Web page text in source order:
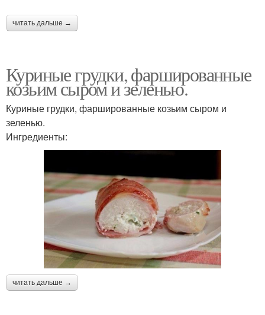
читать дальше →
Куриные грудки, фаршированные
козьим сыром и зеленью.
Куриные грудки, фаршированные козьим сыром и
зеленью.
Ингредиенты:
читать дальше →